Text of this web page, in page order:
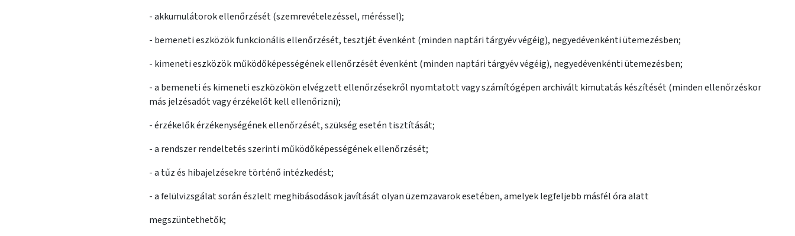
- akkumulátorok ellenőrzését (szemrevételezéssel, méréssel);
- bemeneti eszközök funkcionális ellenőrzését, tesztjét évenként (minden naptári tárgyév végéig), negyedévenkénti ütemezésben;
- kimeneti eszközök működőképességének ellenőrzését évenként (minden naptári tárgyév végéig), negyedévenkénti ütemezésben;
- a bemeneti és kimeneti eszközökön elvégzett ellenőrzésekről nyomtatott vagy számítógépen archivált kimutatás készítését (minden ellenőrzéskor
más jelzésadót vagy érzékelőt kell ellenőrizni);
- érzékelők érzékenységének ellenőrzését, szükség esetén tisztítását;
- a rendszer rendeltetés szerinti működőképességének ellenőrzését;
- a tűz és hibajelzésekre történő intézkedést;
- a felülvizsgálat során észlelt meghibásodások javítását olyan üzemzavarok esetében, amelyek legfeljebb másfél óra alatt
megszüntethetők;